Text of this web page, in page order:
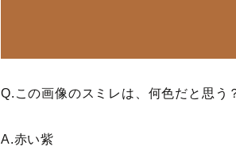
Q.この画像のスミレは、何色だと思う
A.赤い紫